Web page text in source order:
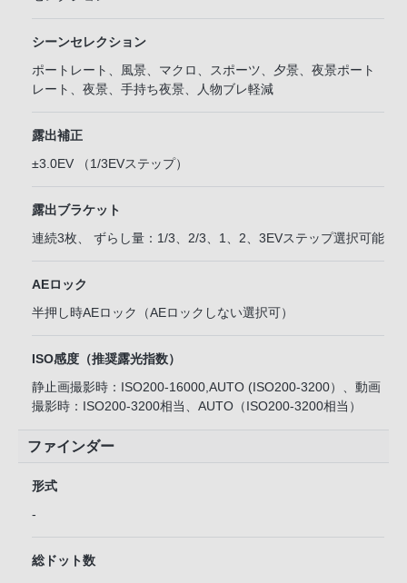
シーンセレクション
ポートレート、風景、マクロ、スポーツ、夕景、夜景ポート
レート、夜景、手持ち夜景、人物ブレ軽減
露出補正
±3.0EV （1/3EVステップ）
露出ブラケット
連続3枚、 ずらし量：1/3、2/3、1、2、3EVステップ選択可能
AEロック
半押し時AEロック（AEロックしない選択可）
ISO感度（推奨露光指数）
静止画撮影時：ISO200-16000,AUTO (ISO200-3200）、動画
撮影時：ISO200-3200相当、AUTO（ISO200-3200相当）
ファインダー
形式
-
総ドット数